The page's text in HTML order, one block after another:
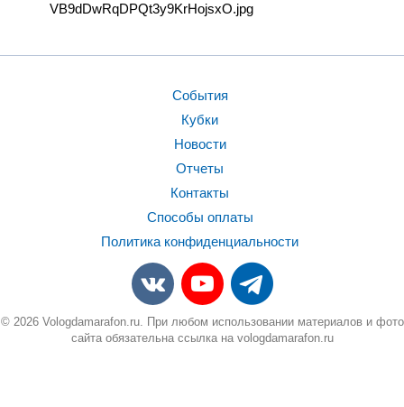
События
Кубки
Новости
Отчеты
Контакты
Способы оплаты
Политика конфиденциальности
© 2026 Vologdamarafon.ru. При любом использовании материалов и фото
сайта обязательна ссылка на vologdamarafon.ru